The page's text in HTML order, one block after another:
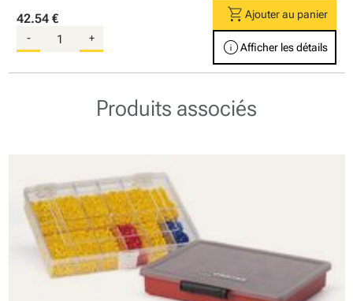
42.54 €
- +
shopping_cart Ajouter au panier
infoAfficher les détails
Produits associés